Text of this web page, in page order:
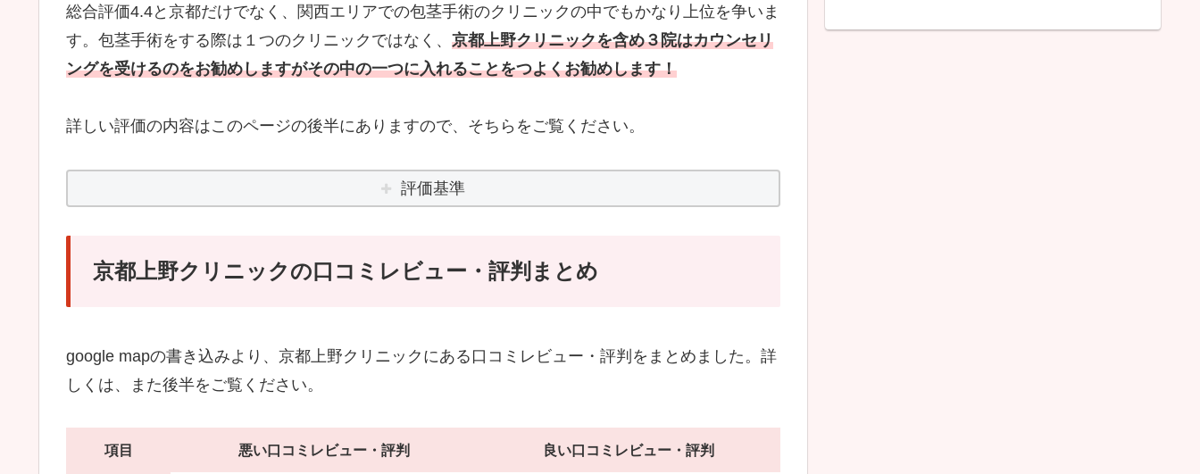
総合評価4.4と京都だけでなく、関西エリアでの包茎手術のクリニックの中でもかなり上位を争いま
す。包茎手術をする際は１つのクリニックではなく、 京都上野クリニックを含め３院はカウンセリ
ングを受けるのをお勧めしますがその中の一つに入れることをつよくお勧めします！
詳しい評価の内容はこのページの後半にありますので、そちらをご覧ください。
評価基準
京都上野クリニックの口コミレビュー・評判まとめ
google mapの書き込みより、京都上野クリニックにある口コミレビュー・評判をまとめました。詳
しくは、また後半をご覧ください。
項目 悪い口コミレビュー・評判 良い口コミレビュー・評判